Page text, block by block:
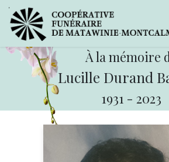
À la mémoire
Lucille Durand
1931 - 2023